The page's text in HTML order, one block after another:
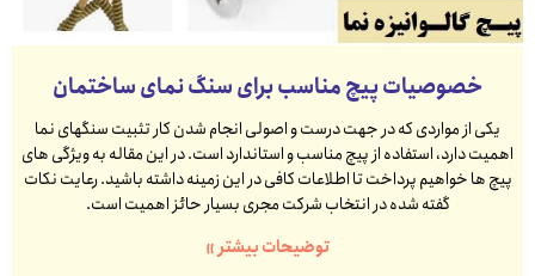
خصوصیات پیچ مناسب برای سنگ نمای ساختمان
یکی از مواردی که در جهت درست و اصولی انجام شدن کار تثبیت سنگهای نما
اهمیت دارد، استفاده از پیچ مناسب و استاندارد است. در این مقاله به ویژگی های
پیچ ها خواهیم پرداخت تا اطلاعات کافی در این زمینه داشته باشید. رعایت نکات
گفته شده در انتخاب شرکت مجری بسیار حائز اهمیت است.
توضیحات بیشتر »